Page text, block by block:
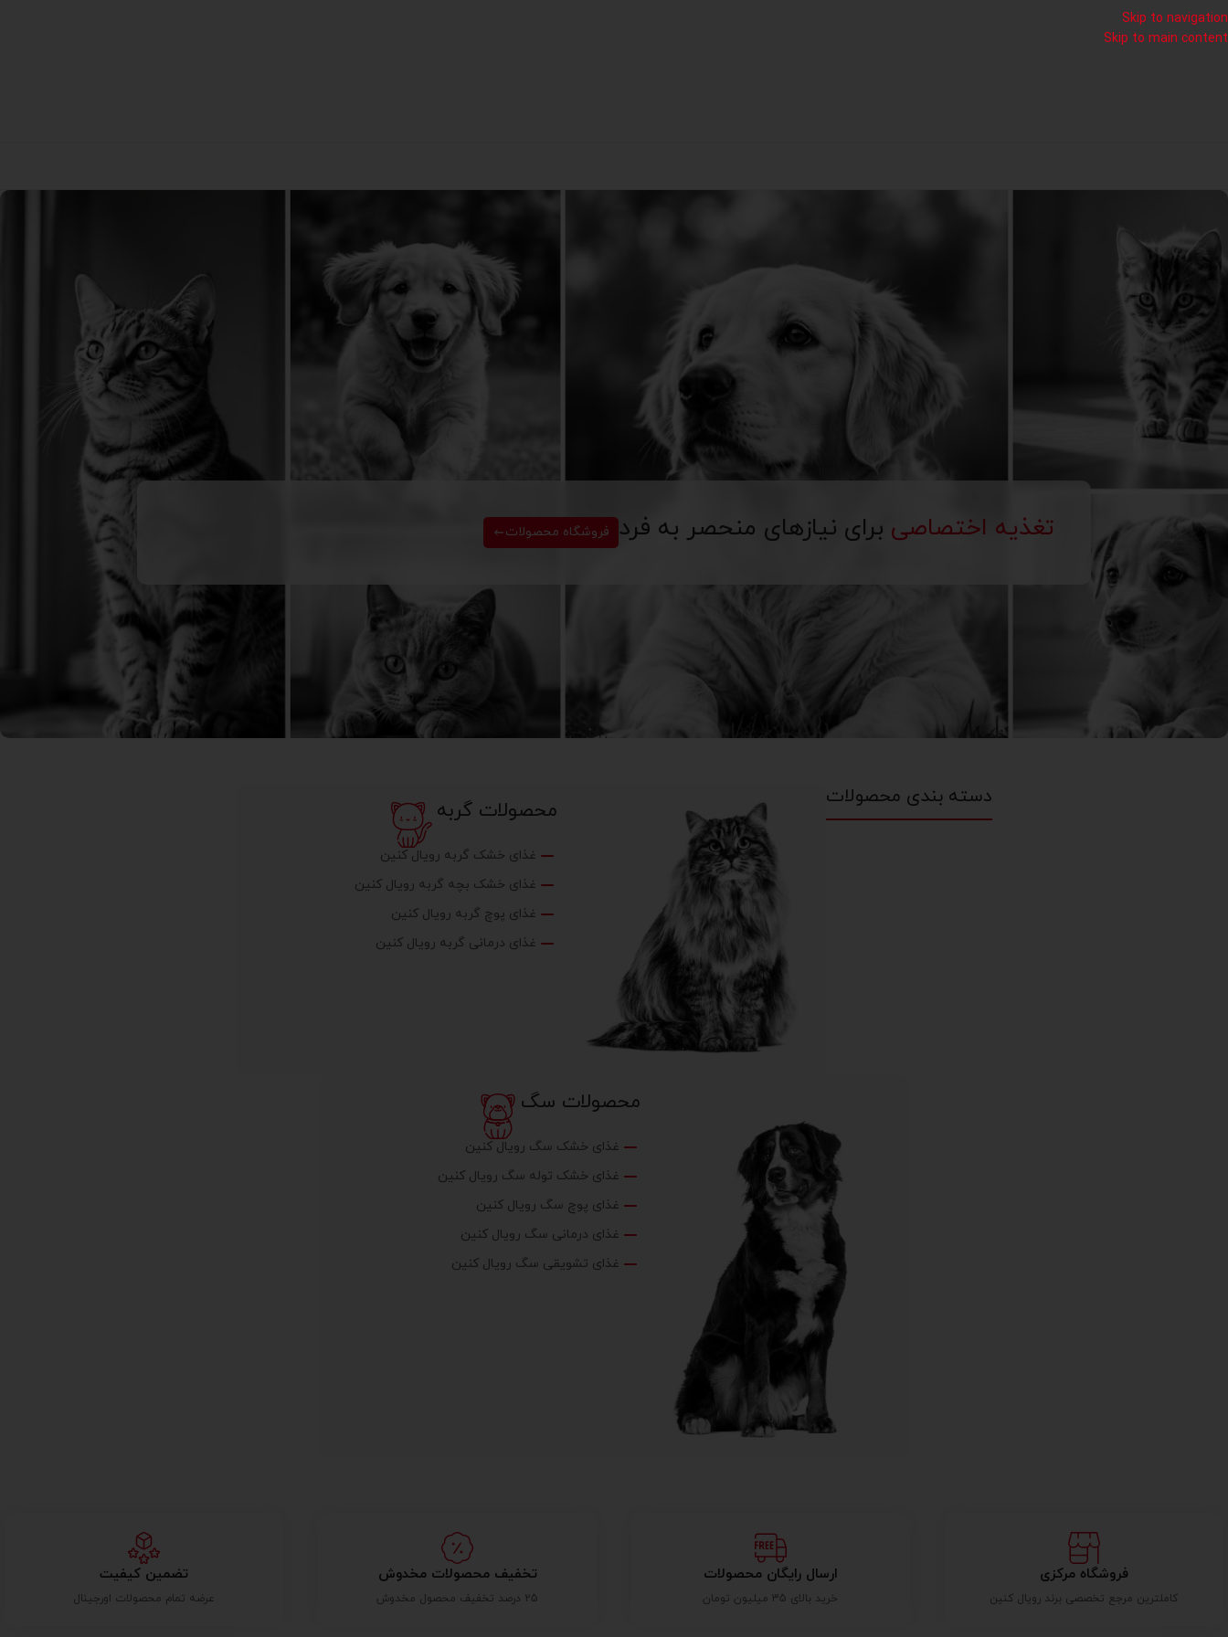
Skip to navigation
Skip to main content
تغذیه اختصاصی برای نیازهای منحصر به فرد فروشگاه محصولات
دسته بندی محصولات
محصولات گربه
غذای خشک گربه رویال کنین
غذای خشک بچه گربه رویال کنین
غذای پوچ گربه رویال کنین
غذای درمانی گربه رویال کنین
محصولات سگ
غذای خشک سگ رویال کنین
غذای خشک توله سگ رویال کنین
غذای پوچ سگ رویال کنین
غذای درمانی سگ رویال کنین
غذای تشویقی سگ رویال کنین
فروشگاه مرکزی
کاملترین مرجع تخصصی برند رویال کنین
ارسال رایگان محصولات
خرید بالای 35 میلیون تومان
تخفیف محصولات مخدوش
25 درصد تخفیف محصول مخدوش
تضمین کیفیت
عرضه تمام محصولات اورجینال